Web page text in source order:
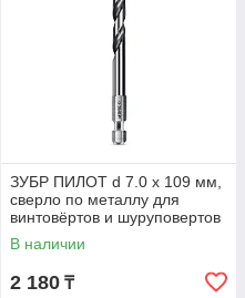
ЗУБР ПИЛОТ d 7.0 х 109 мм,
сверло по металлу для
винтовёртов и шуруповертов
IMPACT READY
Профессионал (29629-7
В наличии
2 180 ₸